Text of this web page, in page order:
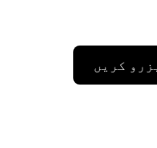
کریں